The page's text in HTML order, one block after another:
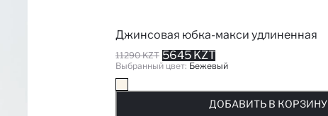
Джинсовая юбка-макси удлиненная
11290 KZT 5645 KZT
Выбранный цвет: Бежевый
ДОБАВИТЬ В КОРЗИНУ